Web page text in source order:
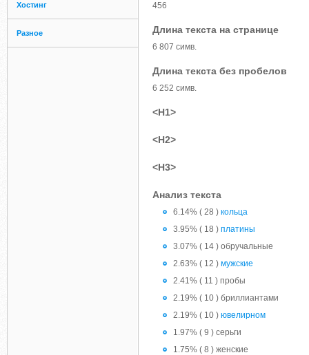
Хостинг
Разное
456
Длина текста на странице
6 807 симв.
Длина текста без пробелов
6 252 симв.
<H1>
<H2>
<H3>
Анализ текста
6.14% ( 28 ) кольца
3.95% ( 18 ) платины
3.07% ( 14 ) обручальные
2.63% ( 12 ) мужские
2.41% ( 11 ) пробы
2.19% ( 10 ) бриллиантами
2.19% ( 10 ) ювелирном
1.97% ( 9 ) серьги
1.75% ( 8 ) женские